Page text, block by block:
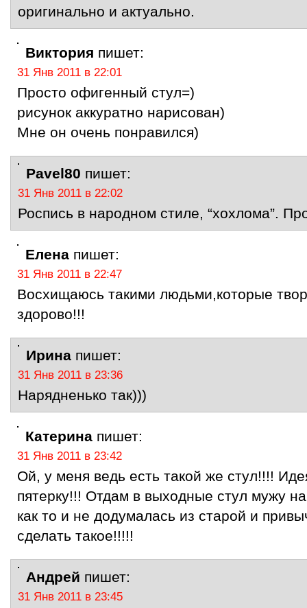
оригинально и актуально.
Виктория пишет:
31 Янв 2011 в 22:01
Просто офигенный стул=)
рисунок аккуратно нарисован)
Мне он очень понравился)
Pavel80 пишет:
31 Янв 2011 в 22:02
Роспись в народном стиле, “хохлома”.
Елена пишет:
31 Янв 2011 в 22:47
Восхищаюсь такими людьми,которые
здорово!!!
Ирина пишет:
31 Янв 2011 в 23:36
Нарядненько так)))
Катерина пишет:
31 Янв 2011 в 23:42
Ой, у меня ведь есть такой же стул!!!!
пятерку!!! Отдам в выходные стул мужу
как то и не додумалась из старой и
сделать такое!!!!!
Андрей пишет:
31 Янв 2011 в 23:45